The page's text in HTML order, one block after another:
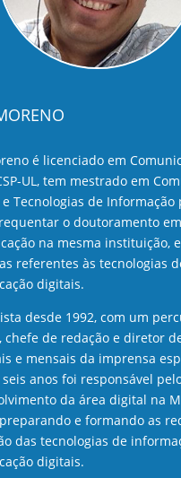
é licenciado em
UL, tem mestrado em
Tecnologias de Informação
o doutoramento
na mesma instituição,
referentes às tecnologias
digitais.
desde 1992, com um
chefe de redação e diretor
e mensais da imprensa
anos foi responsável
da área digital na
e formando as
das tecnologias de
digitais.